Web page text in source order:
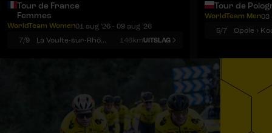
Tour de France
Femmes
WorldTeam Women01 aug '26 - 09 aug '26
7/9
La Voulte-sur-Rhône › Mont Ventoux 146kmUITSLAG
Tour de
WorldTeam Men03
5/7